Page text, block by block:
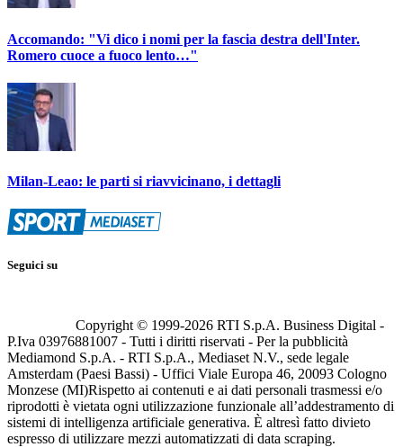
Accomando: "Vi dico i nomi per la fascia destra dell'Inter.
Romero cuoce a fuoco lento…"
Milan-Leao: le parti si riavvicinano, i dettagli
Seguici su
Copyright © 1999-2026 RTI S.p.A. Business Digital -
P.Iva 03976881007 - Tutti i diritti riservati - Per la pubblicità
Mediamond S.p.A. - RTI S.p.A., Mediaset N.V., sede legale
Amsterdam (Paesi Bassi) - Uffici Viale Europa 46, 20093 Cologno
Monzese (MI)Rispetto ai contenuti e ai dati personali trasmessi e/o
riprodotti è vietata ogni utilizzazione funzionale all’addestramento di
sistemi di intelligenza artificiale generativa. È altresì fatto divieto
espresso di utilizzare mezzi automatizzati di data scraping.